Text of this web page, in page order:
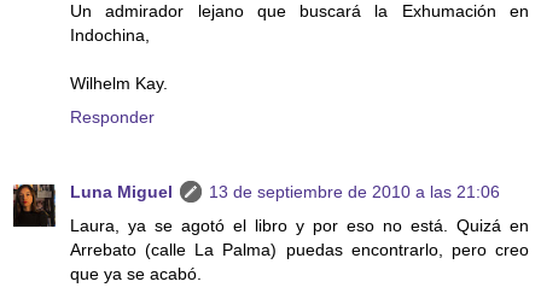
Un admirador lejano que buscará la Exhumación en
Indochina,
Wilhelm Kay.
Responder
Luna Miguel
13 de septiembre de 2010 a las 21:06
Laura, ya se agotó el libro y por eso no está. Quizá en
Arrebato (calle La Palma) puedas encontrarlo, pero creo
que ya se acabó.